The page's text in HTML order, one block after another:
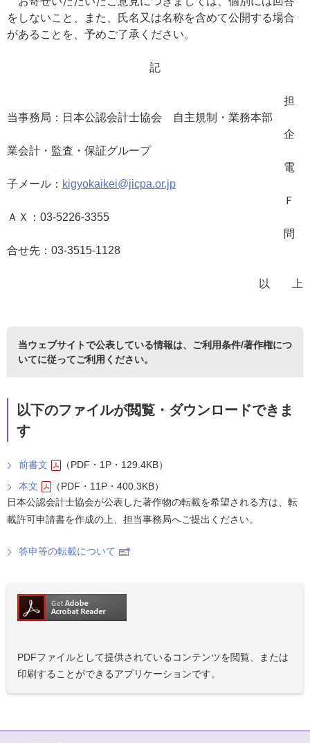
をしないこと、また、氏名又は名称を含めて公開する場合
があることを、予めご了承ください。
記
担
当事務局：日本公認会計士協会 自主規制・業務本部
企
業会計・監査・保証グループ
電
子メール： kigyokaikei@jicpa.or.jp
Ｆ
ＡＸ：03-5226-3355
問
合せ先：03-3515-1128
以 上
当ウェブサイトで公表している情報は、 ご利用条件/著作権につ
いてに従ってご利用ください。
以下のファイルが閲覧・ダウンロードできま
す
前書文
（PDF・1P・129.4KB）
本文
（PDF・11P・400.3KB）
日本公認会計士協会が公表した著作物の転載を希望される方は、転
載許可申請書を作成の上、担当事務局へご提出ください。
答申等の転載について
PDFファイルとして提供されているコンテンツを閲覧、または
印刷することができるアプリケーションです。